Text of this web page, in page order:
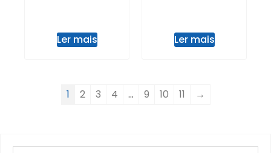
Ler mais Ler mais
1 2 3 4 … 9 10 11 →